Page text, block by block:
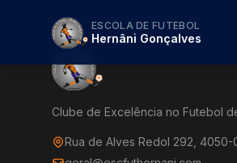
ESCOLA DE FUTEBOL
Hernâni Gonçalves
Clube de Excelência no Futebol
Rua de Alves Redol 292,